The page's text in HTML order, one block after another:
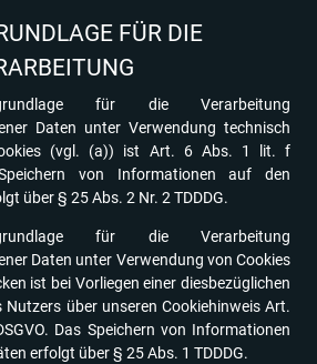
FÜR DIE
für die Verarbeitung
Daten unter Verwendung technisch
(vgl. (a)) ist Art. 6 Abs. 1 lit. f
von Informationen auf den
über § 25 Abs. 2 Nr. 2 TDDDG.
für die Verarbeitung
Daten unter Verwendung von Cookies
ist bei Vorliegen einer diesbezüglichen
Nutzers über unseren Cookiehinweis Art.
Das Speichern von Informationen
erfolgt über § 25 Abs. 1 TDDDG.